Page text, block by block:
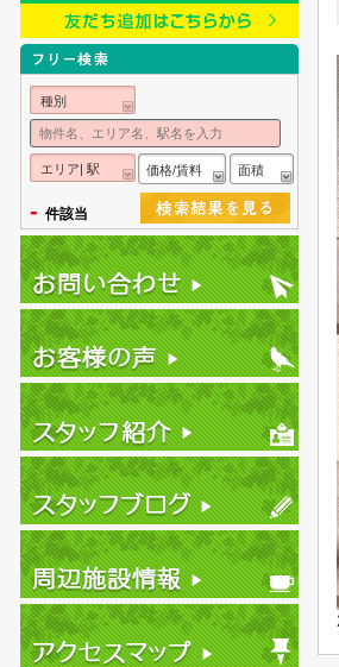
種別
エリア| 駅 価格/賃料 面積
- 件該当